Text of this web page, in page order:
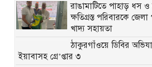
রাঙামাটিতে পাহাড় ধস ও
ক্ষতিগ্রস্ত পরিবারকে
খাদ্য সহায়তা
ঠাকুরগাঁওয়ে ডিবির
ইয়াবাসহ গ্রে’প্তার ৩